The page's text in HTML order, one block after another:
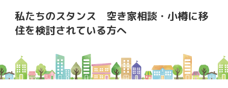
私たちのスタンス 空き家相談・小樽に移
住を検討されている方へ